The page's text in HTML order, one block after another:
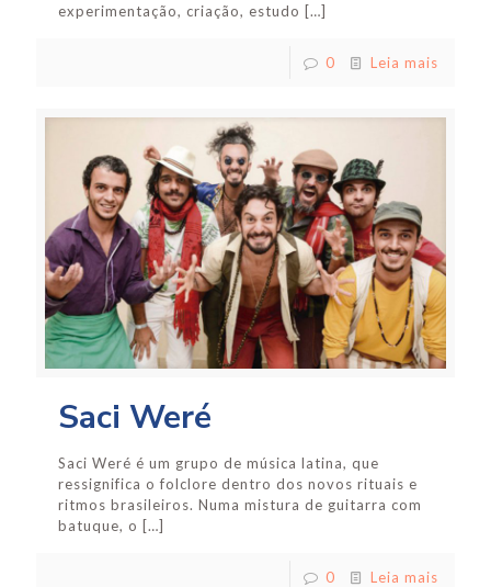
experimentação, criação, estudo […]
0 Leia mais
Saci Weré
Saci Weré é um grupo de música latina, que
ressignifica o folclore dentro dos novos rituais e
ritmos brasileiros. Numa mistura de guitarra com
batuque, o […]
0 Leia mais